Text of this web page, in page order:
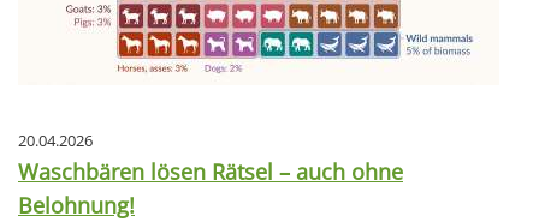
20.04.2026
Waschbären lösen Rätsel – auch ohne
Belohnung!